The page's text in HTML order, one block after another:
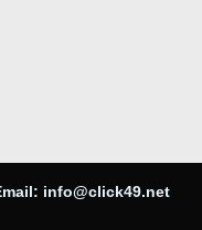
info@click49.net